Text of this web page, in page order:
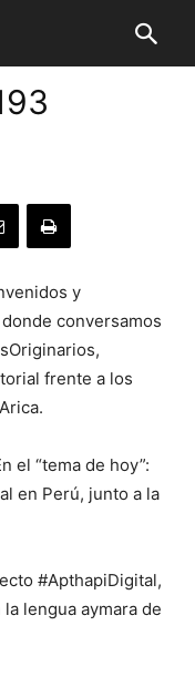
y
conversamos
frente a los
el “tema de hoy”:
en Perú, junto a la
#ApthapiDigital,
lengua aymara de